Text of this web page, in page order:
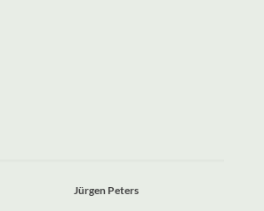
Jürgen Peters